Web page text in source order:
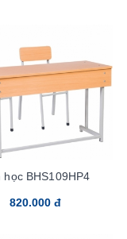
học BHS109HP4
820.000 đ